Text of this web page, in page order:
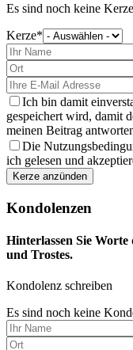
Es sind noch keine
Kerze
Ich bin damit
gespeichert wird, damit
meinen Beitrag
Die
ich gelesen und
Kondolenzen
Hinterlassen Sie Worte
und Trostes.
Kondolenz schreiben
Es sind noch keine